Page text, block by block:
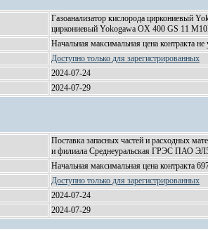
Газоанализатор кислорода циркониевый
циркониевый Yokogawa OX 400 GS 11
Начальная максимальная цена контракта не
Доступно только для зарегистрированных
2024-07-24
2024-07-29
Поставка запасных частей и расходных
и филиала Среднеуральская ГРЭС ПАО
Начальная максимальная цена контракта
Доступно только для зарегистрированных
2024-07-24
2024-07-29